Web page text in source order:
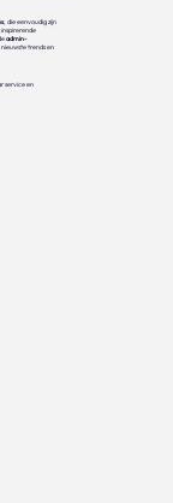
, die eenvoudig zijn
admin-
trends en
service en